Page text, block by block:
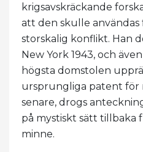
krigsavskräckande
att den skulle användas
storskalig konflikt. Han
New York 1943, och
högsta domstolen
ursprungliga patent för
senare, drogs
på mystiskt sätt tillbaka
minne.